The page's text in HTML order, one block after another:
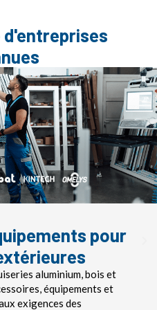
d'entreprises
pour
aluminium, bois et
équipements et
exigences des